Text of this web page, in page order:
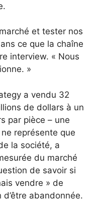
et tester nos
ce que la chaîne
interview. « Nous
»
a vendu 32
de dollars à un
par pièce – une
représente que
la société, a
du marché
de savoir si
vendre » de
abandonnée.